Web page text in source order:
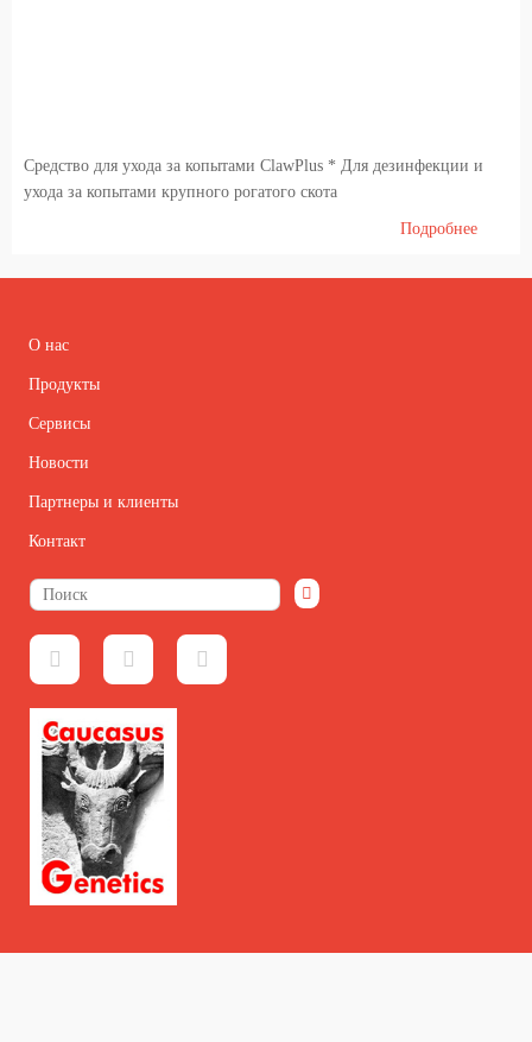
Средство для ухода за копытами ClawPlus * Для дезинфекции и
ухода за копытами крупного рогатого скота
Подробнее
О нас
Продукты
Сервисы
Новости
Партнеры и клиенты
Контакт